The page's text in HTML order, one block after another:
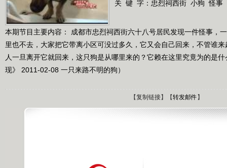
关 键 字： 忠烈祠西街 小狗 怪事
本期节目主要内容： 成都市忠烈祠西街六十八号居民发现一件怪事，
里也不去，大家把它带离小区可没过多久，它又会自己回来，不管谁
人一旦离开它就回来，这只狗是从哪里来的？它赖在这里究竟为的是
现》 2011-02-08 一只来路不明的狗）
【复制链接】【转发邮件 】